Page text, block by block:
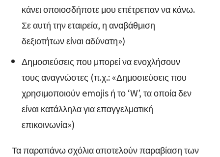
κάνει οποιοσδήποτε μου επέτρεπαν να κάνω.
Σε αυτή την εταιρεία, η αναβάθμιση
δεξιοτήτων είναι αδύνατη»)
Δημοσιεύσεις που μπορεί να ενοχλήσουν
τους αναγνώστες (π.χ.: «Δημοσιεύσεις που
χρησιμοποιούν emojis ή το ‘W’, τα οποία δεν
είναι κατάλληλα για επαγγελματική
επικοινωνία»)
Τα παραπάνω σχόλια αποτελούν παραβίαση των